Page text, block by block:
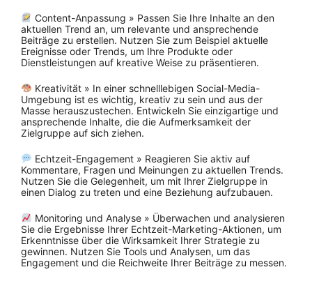
Content-Anpassung » Passen Sie Ihre Inhalte an den
aktuellen Trend an, um relevante und ansprechende
Beiträge zu erstellen. Nutzen Sie zum Beispiel aktuelle
Ereignisse oder Trends, um Ihre Produkte oder
Dienstleistungen auf kreative Weise zu präsentieren.
Kreativität » In einer schnelllebigen Social-Media-
Umgebung ist es wichtig, kreativ zu sein und aus der
Masse herauszustechen. Entwickeln Sie einzigartige und
ansprechende Inhalte, die die Aufmerksamkeit der
Zielgruppe auf sich ziehen.
Echtzeit-Engagement » Reagieren Sie aktiv auf
Kommentare, Fragen und Meinungen zu aktuellen Trends.
Nutzen Sie die Gelegenheit, um mit Ihrer Zielgruppe in
einen Dialog zu treten und eine Beziehung aufzubauen.
Monitoring und Analyse » Überwachen und analysieren
Sie die Ergebnisse Ihrer Echtzeit-Marketing-Aktionen, um
Erkenntnisse über die Wirksamkeit Ihrer Strategie zu
gewinnen. Nutzen Sie Tools und Analysen, um das
Engagement und die Reichweite Ihrer Beiträge zu messen.